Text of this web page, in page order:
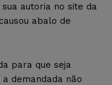
autoria no site da
abalo de
para que seja
demandada não